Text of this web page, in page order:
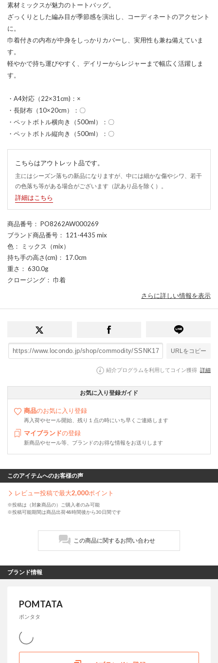
素材ミックスが魅力のトートバッグ。
ざっくりとした編み目が季節感を演出し、コーディネートのアクセント
に。
巾着付きの内布が中身をしっかりカバーし、実用性も兼ね備えていま
す。
軽やかで持ち運びやすく、デイリーからレジャーまで幅広く活躍しま
す。
・A4対応（22×31cm)：×
・長財布（10×20cm）：〇
・ペットボトル横向き（500ml）：〇
・ペットボトル縦向き（500ml）：〇
こちらはアウトレット品です。
主にはシーズン落ちの新品になりますが、中には細かな傷やシワ、若干
の色落ち等がある場合がございます（訳あり品を除く）。
詳細はこちら
商品番号 ： PO8262AW000269
ブランド商品番号 ： 121-4435 mix
色 ： ミックス（mix）
持ち手の高さ(cm) ： 17.0cm
重さ ： 630.0g
クロージング ： 巾着
さらに詳しい情報を表示
URLをコピー
紹介プログラムを利用してコイン獲得 詳細
お気に入り登録ガイド
商品のお気に入り登録
再入荷やセール開始、残り１点の時にいち早くご連絡します
マイブランドの登録
新商品やセール等、ブランドのお得な情報をお送りします
このアイテムへのお客様の声
レビュー投稿で最大2,000ポイント
※投稿は（対象商品の）ご購入者のみ可能
※投稿可能期間は商品出荷48時間後から30日間です
この商品に関するお問い合わせ
ブランド情報
POMTATA
ポンタタ